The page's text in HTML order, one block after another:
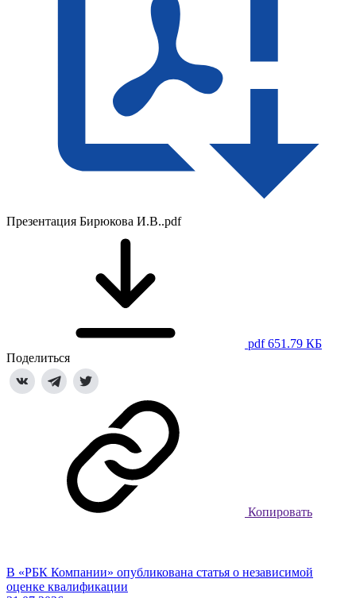
Презентация Бирюкова И.В..pdf
pdf 651.79 КБ
Поделиться
Копировать
В «РБК Компании» опубликована статья о независимой
оценке квалификации